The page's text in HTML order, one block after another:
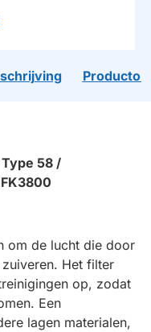
58 /
om de lucht die door
Het filter
op, zodat
Een
lagen materialen,